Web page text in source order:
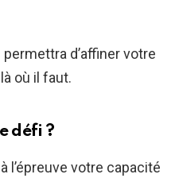
d’affiner votre
où il faut.
défi ?
l’épreuve votre capacité